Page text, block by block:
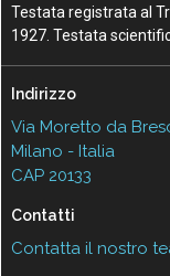
Testata registrata al
1927. Testata
Indirizzo
Via Moretto da
Milano - Italia
CAP 20133
Contatti
Contatta il nostro